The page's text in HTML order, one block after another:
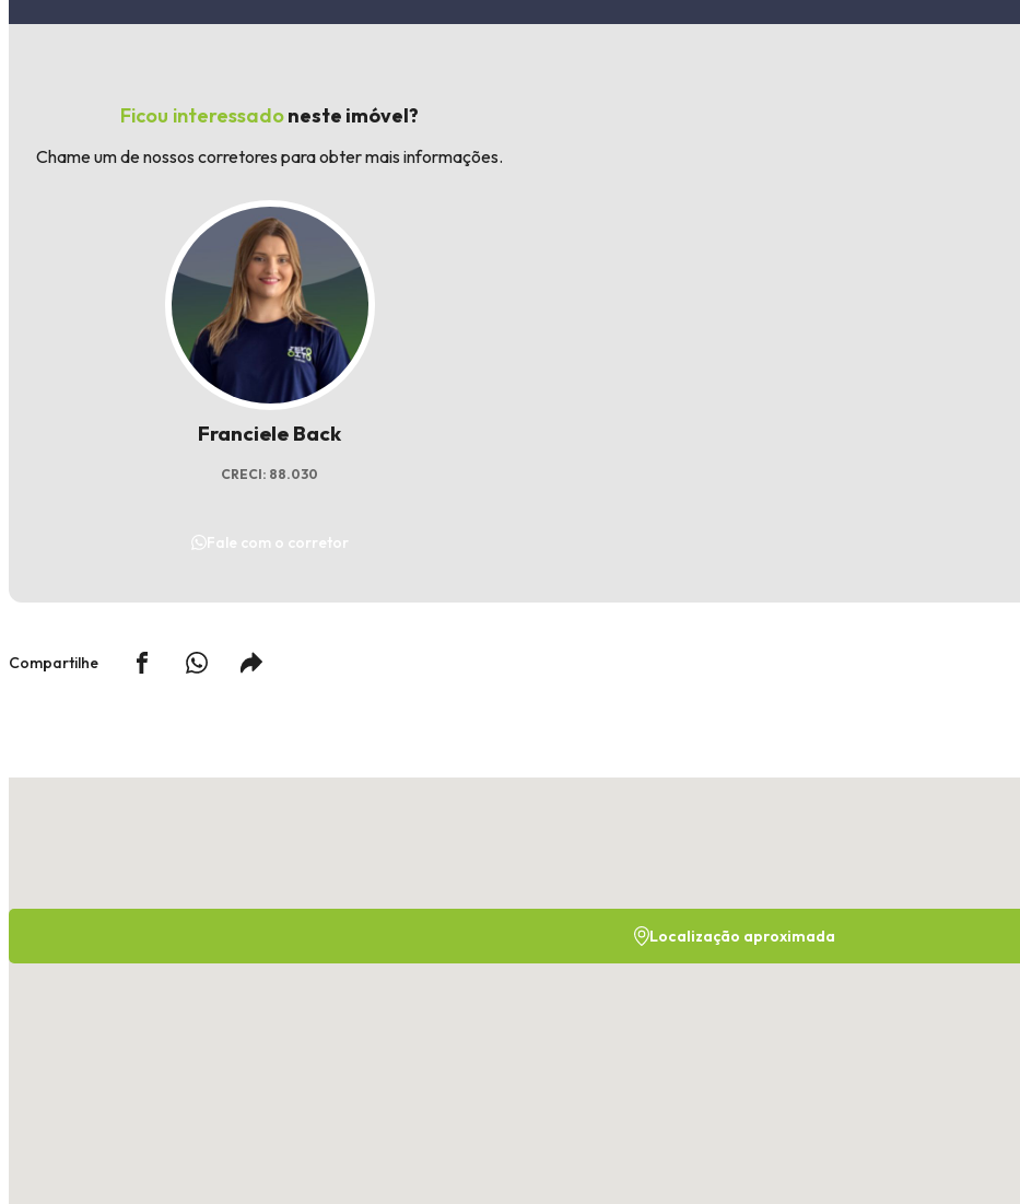
Ficou interessadoneste imóvel?
Chame um de nossos corretores para obter mais informações.
Franciele Back
CRECI: 88.030
Fale com o corretor
Compartilhe
Localização aproximada